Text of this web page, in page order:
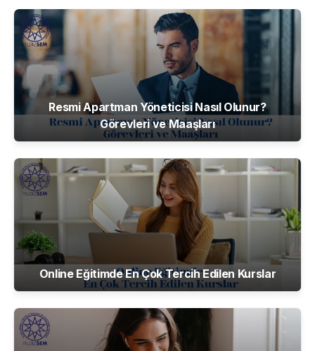
projelerde yer aldı.
Daha sonra kariyerini dijital içerik üretimi ve arama
motoru optimizasyonu alanına odaklayan Hasgül, SEO
alanında uzmanlaştı. Günümüzde Türkiye’nin büyük
online eğitim platformlarından biri olan Boenstitü’de
içerik direktörü olarak görev yapmakta ve dijital içerik
stratejileri üzerine çalışmalarını sürdürmektedir.
Resmi Apartman Yöneticisi Nasıl Olunur?
Görevleri ve Maaşları
Online Eğitimde En Çok Tercih Edilen Kurslar